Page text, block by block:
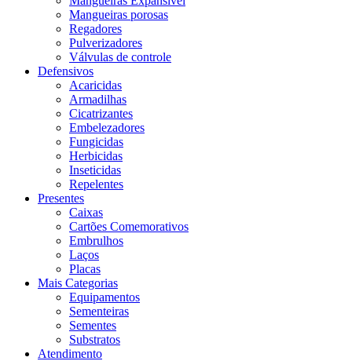
Mangueiras porosas
Regadores
Pulverizadores
Válvulas de controle
Defensivos
Acaricidas
Armadilhas
Cicatrizantes
Embelezadores
Fungicidas
Herbicidas
Inseticidas
Repelentes
Presentes
Caixas
Cartões Comemorativos
Embrulhos
Laços
Placas
Mais Categorias
Equipamentos
Sementeiras
Sementes
Substratos
Atendimento